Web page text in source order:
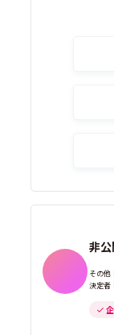
非
その他
決定者